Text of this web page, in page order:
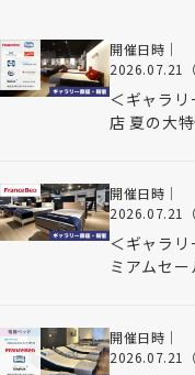
開催日時｜
2026.07.21（
＜ギャラ
店 夏の大
開催日時｜
2026.07.21（
＜ギャラ
ミアムセー
開催日時｜
2026.07.21（